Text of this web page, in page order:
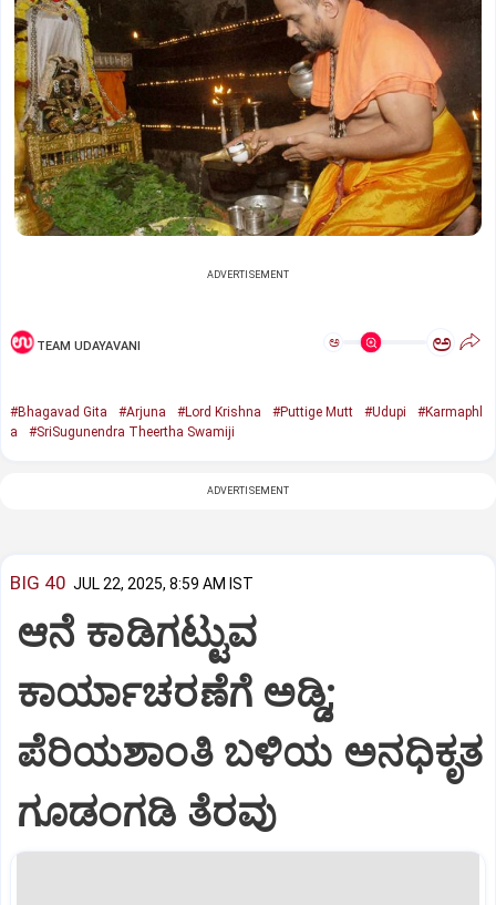
ADVERTISEMENT
TEAM UDAYAVANI ಅ ಅ
#Bhagavad Gita #Arjuna #Lord Krishna #Puttige Mutt #Udupi
#Karmaphl
a
#SriSugunendra Theertha Swamiji
ADVERTISEMENT
BIG 40 JUL 22, 2025, 8:59 AM IST
ಆನೆ ಕಾಡಿಗಟ್ಟುವ
ಕಾರ್ಯಾಚರಣೆಗೆ ಅಡ್ಡಿ;
ಪೆರಿಯಶಾಂತಿ ಬಳಿಯ ಅನಧಿಕೃತ
ಗೂಡಂಗಡಿ ತೆರವು